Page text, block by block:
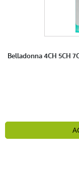
Belladonna 4CH 5CH